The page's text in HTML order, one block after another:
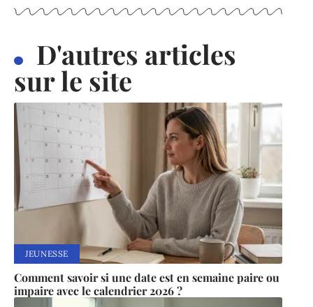
D'autres articles
sur le site
JEUNESSE
Comment savoir si une date est en semaine paire ou
impaire avec le calendrier 2026 ?